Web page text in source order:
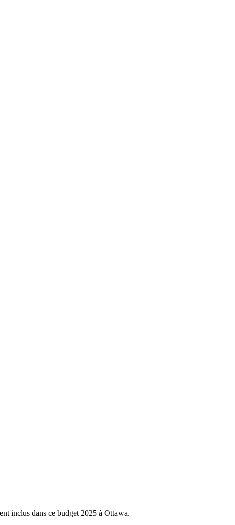
inclus dans ce budget 2025 à Ottawa.